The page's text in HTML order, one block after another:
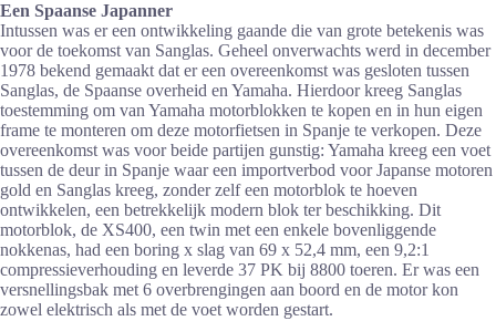
Een Spaanse Japanner
Intussen was er een ontwikkeling gaande die van grote betekenis was
voor de toekomst van Sanglas. Geheel onverwachts werd in december
1978 bekend gemaakt dat er een overeenkomst was gesloten tussen
Sanglas, de Spaanse overheid en Yamaha. Hierdoor kreeg Sanglas
toestemming om van Yamaha motorblokken te kopen en in hun eigen
frame te monteren om deze motorfietsen in Spanje te verkopen. Deze
overeenkomst was voor beide partijen gunstig: Yamaha kreeg een voet
tussen de deur in Spanje waar een importverbod voor Japanse motoren
gold en Sanglas kreeg, zonder zelf een motorblok te hoeven
ontwikkelen, een betrekkelijk modern blok ter beschikking. Dit
motorblok, de XS400, een twin met een enkele bovenliggende
nokkenas, had een boring x slag van 69 x 52,4 mm, een 9,2:1
compressieverhouding en leverde 37 PK bij 8800 toeren. Er was een
versnellingsbak met 6 overbrengingen aan boord en de motor kon
zowel elektrisch als met de voet worden gestart.